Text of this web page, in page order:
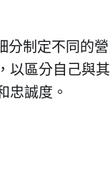
分制定不同的營
以區分自己與其
忠誠度。